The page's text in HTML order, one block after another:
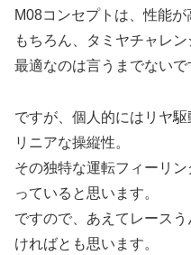
M08コンセプトは、性能が
もちろん、タミヤチャレ
最適なのは言うまでないで
ですが、個人的にはリヤ
リニアな操縦性。
その独特な運転フィーリ
っていると思います。
ですので、あえてレース
ければとも思います。